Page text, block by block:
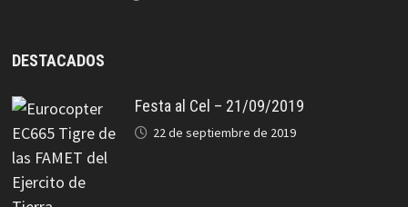
DESTACADOS
Festa al Cel – 21/09/2019
22 de septiembre de 2019